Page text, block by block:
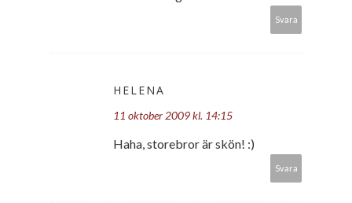
Svara
HELENA
11 oktober 2009 kl. 14:15
Haha, storebror är skön! :)
Svara